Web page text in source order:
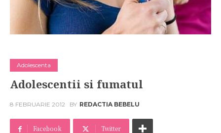
Adolescenta
Adolescentii si fumatul
8 FEBRUARIE 2012 BY REDACTIA BEBELU
Facebook Twitter